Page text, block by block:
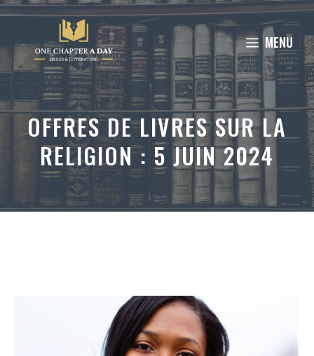
Aller
contenu
MENU
OFFRES DE LIVRES SUR LA
RELIGION : 5 JUIN 2024